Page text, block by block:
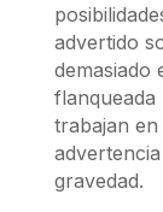
advertido
demasiado
trabajan
gravedad.